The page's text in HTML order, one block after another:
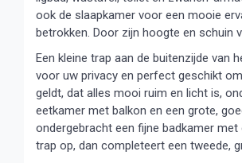
ook de slaapkamer voor een mooie
betrokken. Door zijn hoogte en schuin
Een kleine trap aan de buitenzijde van
voor uw privacy en perfect geschikt
geldt, dat alles mooi ruim en licht is,
eetkamer met balkon en een grote,
ondergebracht een fijne badkamer
trap op, dan completeert een tweede,